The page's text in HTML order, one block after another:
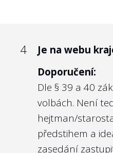
Informuje
Doporučení:
Ucelené a
informace a
postupu při
Jsou na webu
Doporučení:
Dozorčí rada
společnost
4
Je na webu
Doporučení:
Dle § 39 a 40
volbách. Není
hejtman/
předstihem a
zasedání